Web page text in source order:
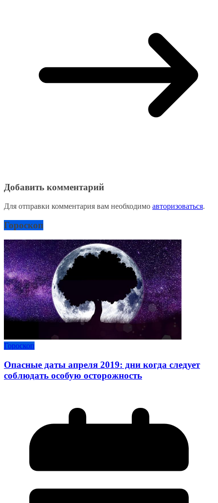
Добавить комментарий
Для отправки комментария вам необходимо авторизоваться.
Гороскоп
Гороскоп
Опасные даты апреля 2019: дни когда следует
соблюдать особую осторожность